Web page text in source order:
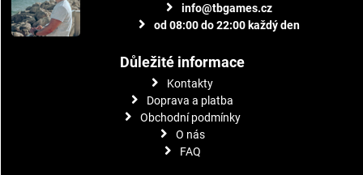
info@tbgames.cz
od 08:00 do 22:00 každý den
Důležité informace
Kontakty
Doprava a platba
Obchodní podmínky
O nás
FAQ